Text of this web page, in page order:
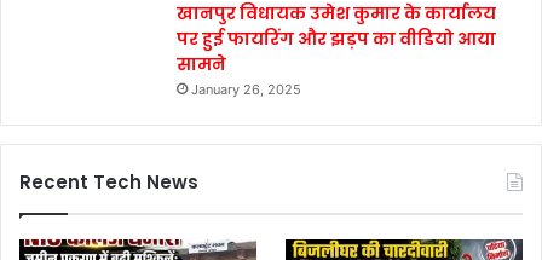
खानपुर विधायक उमेश कुमार के कार्यालय
पर हुई फायरिंग और झड़प का वीडियो आया
सामने
January 26, 2025
Recent Tech News